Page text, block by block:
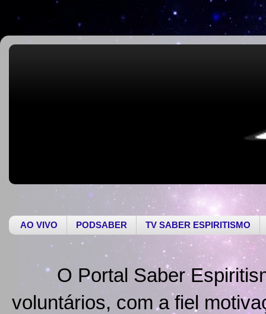
AO VIVO PODSABER TV SABER ESPIRITISMO
O Portal Saber
voluntários, com a fiel